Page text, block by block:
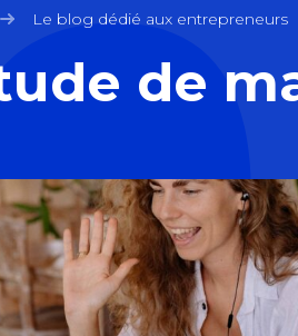
Le blog dédié aux entrepreneurs
de